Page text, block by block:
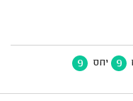
9 יחס 9